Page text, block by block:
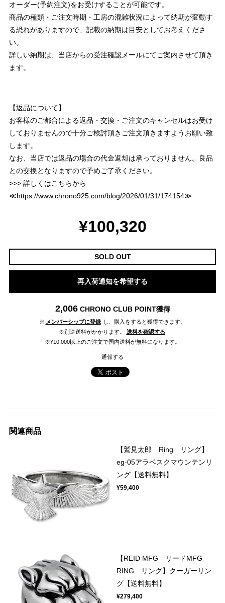
オーダー(予約注文)をお受けすることが可能です。
商品の種類・ご注文時期・工房の混雑状況によって納期が変動す
る恐れがありますので、記載の納期は目安としてお考えくださ
い。
詳しい納期は、当店からの受注確認メールにてご案内させて頂き
ます。
【返品について】
お客様のご都合による返品・交換・ご注文のキャンセルはお受け
しておりませんので十分ご検討頂きご注文頂きますようお願い致
します。
なお、当店では返品の場合の代金返却は承っておりません。良品
との交換となりますので予めご了承ください。
>>> 詳しくはこちらから
≪https://www.chrono925.com/blog/2026/01/31/174154≫
¥100,320
SOLD OUT
再入荷通知を希望する
2,006 CHRONO CLUB POINT獲得
※ メンバーシップに登録 し、購入をすると獲得できます。
※別途送料がかかります。
送料を確認する
※¥10,000以上のご注文で国内送料が無料になります。
通報する
関連商品
【鷲見太郎 Ring リング】
eg-05アラベスクマウンテンリ
ング【送料無料】
¥59,400
【REID MFG リードMFG
RING リング】クーガーリン
グ【送料無料】
¥279,400